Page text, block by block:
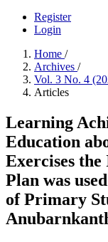
Register
Login
Home /
Archives /
Vol. 3 No. 4
Articles
Learning
Education
Exercises
Plan was
of Primary